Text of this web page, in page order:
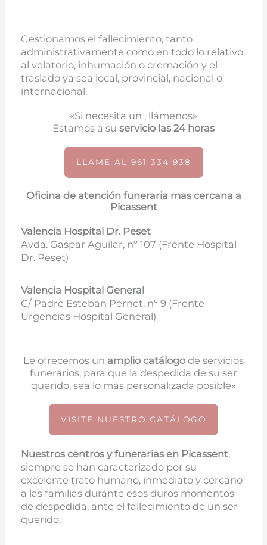
Gestionamos el fallecimiento, tanto
administrativamente como en todo lo relativo
al velatorio, inhumación o cremación y el
traslado ya sea local, provincial, nacional o
internacional.
«Si necesita un , llámenos»
Estamos a su servicio las 24 horas
LLAME AL 961 334 938
Oficina de atención funeraria mas cercana a
Picassent
Valencia Hospital Dr. Peset
Avda. Gaspar Aguilar, nº 107 (Frente Hospital
Dr. Peset)
Valencia Hospital General
C/ Padre Esteban Pernet, nº 9 (Frente
Urgencias Hospital General)
Le ofrecemos un amplio catálogo de servicios
funerarios, para que la despedida de su ser
querido, sea lo más personalizada posible»
VISITE NUESTRO CATÁLOGO
Nuestros centros y funerarias en Picassent,
siempre se han caracterizado por su
excelente trato humano, inmediato y cercano
a las familias durante esos duros momentos
de despedida, ante el fallecimiento de un ser
querido.